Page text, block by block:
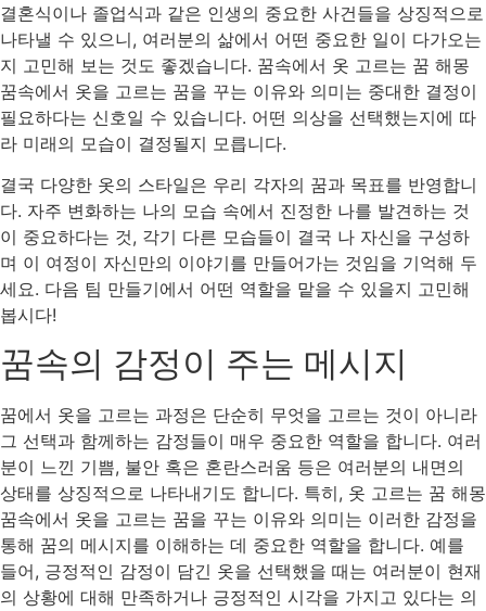
결혼식이나 졸업식과 같은 인생의 중요한 사건들을 상징적으로
나타낼 수 있으니, 여러분의 삶에서 어떤 중요한 일이 다가오는
지 고민해 보는 것도 좋겠습니다. 꿈속에서 옷 고르는 꿈 해몽
꿈속에서 옷을 고르는 꿈을 꾸는 이유와 의미는 중대한 결정이
필요하다는 신호일 수 있습니다. 어떤 의상을 선택했는지에 따
라 미래의 모습이 결정될지 모릅니다.
결국 다양한 옷의 스타일은 우리 각자의 꿈과 목표를 반영합니
다. 자주 변화하는 나의 모습 속에서 진정한 나를 발견하는 것
이 중요하다는 것, 각기 다른 모습들이 결국 나 자신을 구성하
며 이 여정이 자신만의 이야기를 만들어가는 것임을 기억해 두
세요. 다음 팀 만들기에서 어떤 역할을 맡을 수 있을지 고민해
봅시다!
꿈속의 감정이 주는 메시지
꿈에서 옷을 고르는 과정은 단순히 무엇을 고르는 것이 아니라
그 선택과 함께하는 감정들이 매우 중요한 역할을 합니다. 여러
분이 느낀 기쁨, 불안 혹은 혼란스러움 등은 여러분의 내면의
상태를 상징적으로 나타내기도 합니다. 특히, 옷 고르는 꿈 해몽
꿈속에서 옷을 고르는 꿈을 꾸는 이유와 의미는 이러한 감정을
통해 꿈의 메시지를 이해하는 데 중요한 역할을 합니다. 예를
들어, 긍정적인 감정이 담긴 옷을 선택했을 때는 여러분이 현재
의 상황에 대해 만족하거나 긍정적인 시각을 가지고 있다는 의